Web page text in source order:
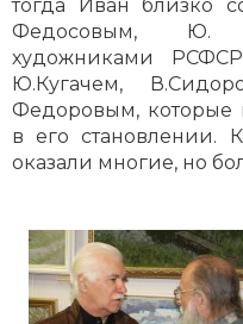
тогда Иван близко
Федосовым, Ю.
художниками
Ю.Кугачем,
Федоровым, которые
в его становлении.
оказали многие, но